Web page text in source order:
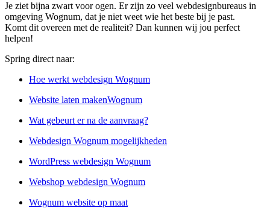
Je ziet bijna zwart voor ogen. Er zijn zo veel webdesignbureaus in
omgeving Wognum, dat je niet weet wie het beste bij je past.
Komt dit overeen met de realiteit? Dan kunnen wij jou perfect
helpen!
Spring direct naar:
Hoe werkt webdesign Wognum
Website laten makenWognum
Wat gebeurt er na de aanvraag?
Webdesign Wognum mogelijkheden
WordPress webdesign Wognum
Webshop webdesign Wognum
Wognum website op maat